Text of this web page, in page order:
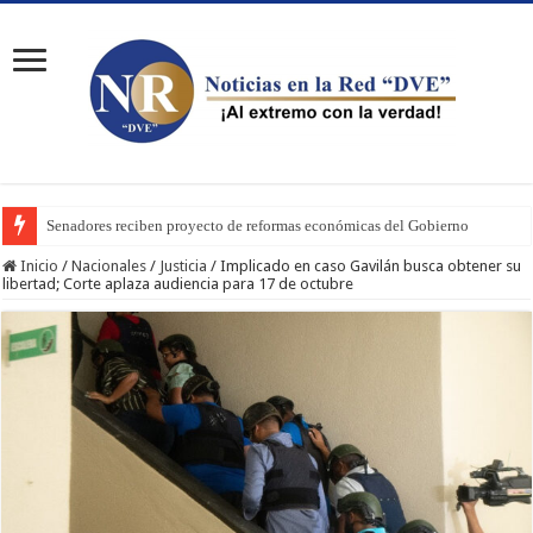
Senadores reciben proyecto de reformas económicas del Gobierno
Inicio / Nacionales / Justicia / Implicado en caso Gavilán busca obtener su
libertad; Corte aplaza audiencia para 17 de octubre